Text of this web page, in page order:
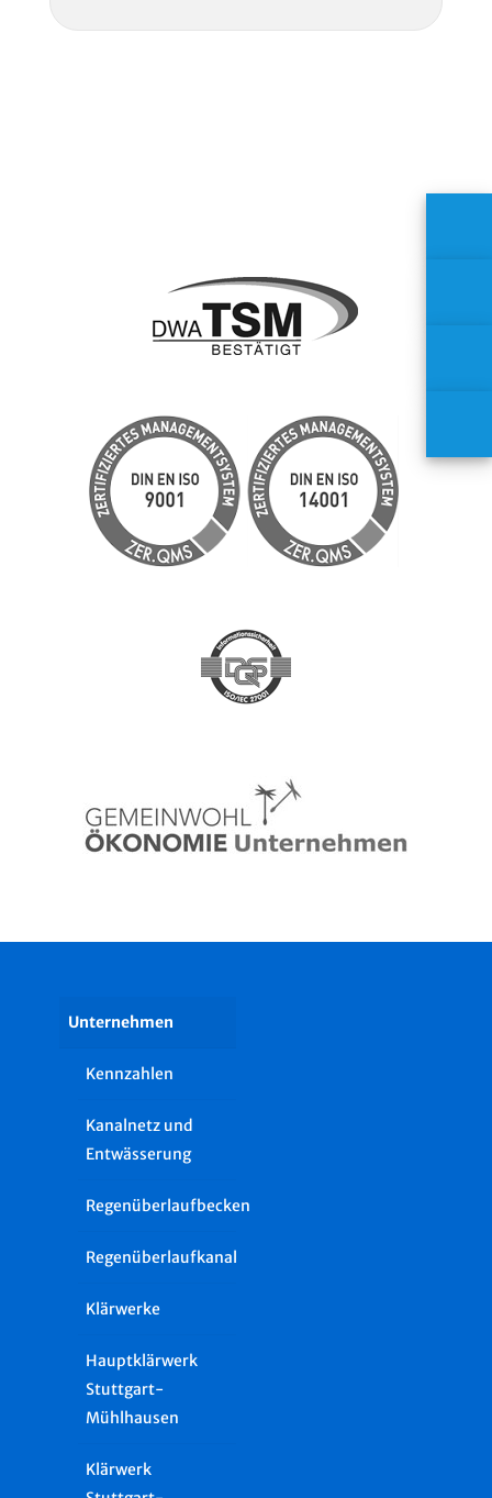
Unternehmen
Kennzahlen
Kanalnetz und
Entwässerung
Regenüberlaufbecken
Regenüberlaufkanal
Klärwerke
Hauptklärwerk
Stuttgart-
Mühlhausen
Klärwerk